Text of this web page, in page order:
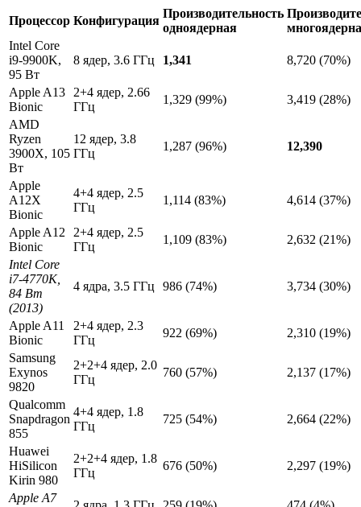
Процессор Конфигурация
Производительность
одноядерная
Intel Core
i9-9900K,
95 Вт
8 ядер, 3.6 ГГц 1,341 8,720 (70%)
Apple A13
Bionic
2+4 ядер, 2.66
ГГц
1,329 (99%)
3,419 (28%)
AMD
Ryzen
3900X, 105
Вт
12 ядер, 3.8
ГГц
1,287 (96%) 12,390
Apple
A12X
Bionic
4+4 ядер, 2.5
ГГц
1,114 (83%) 4,614 (37%)
Apple A12
Bionic
2+4 ядер, 2.5
ГГц
1,109 (83%)
2,632 (21%)
Intel Core
i7-4770K,
84 Вт
(2013)
4 ядра, 3.5 ГГц 986 (74%) 3,734 (30%)
Apple A11
Bionic
2+4 ядер, 2.3
ГГц
922 (69%)
2,310 (19%)
Samsung
Exynos
9820
2+2+4 ядер, 2.0
ГГц
760 (57%) 2,137 (17%)
Qualcomm
Snapdragon
855
4+4 ядер, 1.8
ГГц
725 (54%) 2,664 (22%)
Huawei
HiSilicon
Kirin 980
2+2+4 ядер, 1.8
ГГц
676 (50%) 2,297 (19%)
Apple A7